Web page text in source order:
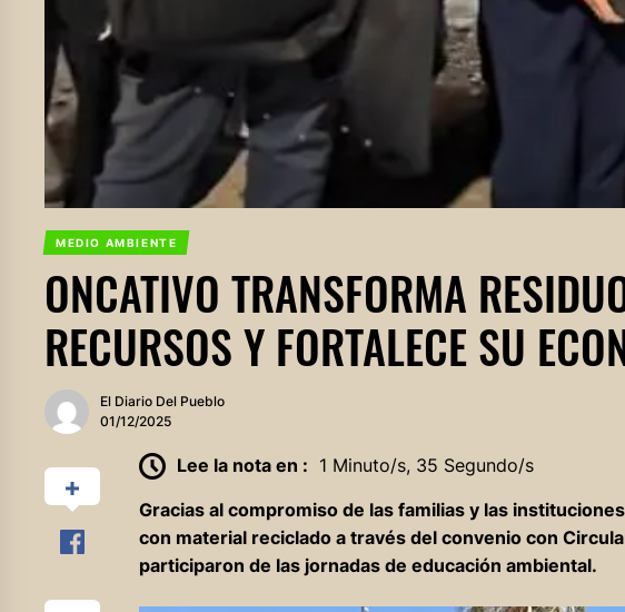
MEDIO AMBIENTE
ONCATIVO TRANSFORMA
RECURSOS Y FORTALECE SU
El Diario Del Pueblo
01/12/2025
Lee la nota en : 1 Minuto/s, 35 Segundo/s
Gracias al compromiso de las familias y las
con material reciclado a través del convenio con
participaron de las jornadas de educación ambiental.